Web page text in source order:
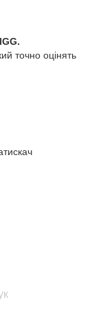
точно оцінять